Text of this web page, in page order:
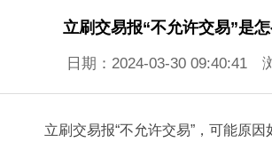
立刷交易报“不允许交易”是
日期：2024-03-30 09:40:41
立刷交易报“不允许交易”，可能原因